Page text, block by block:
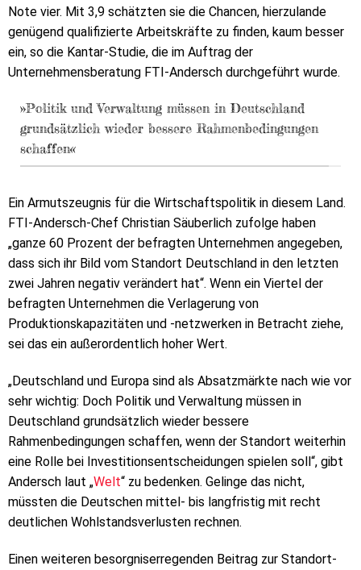
Note vier. Mit 3,9 schätzten sie die Chancen, hierzulande
genügend qualifizierte Arbeitskräfte zu finden, kaum besser
ein, so die Kantar-Studie, die im Auftrag der
Unternehmensberatung FTI-Andersch durchgeführt wurde.
»Politik und Verwaltung müssen in Deutschland
grundsätzlich wieder bessere Rahmenbedingungen
schaffen«
Ein Armutszeugnis für die Wirtschaftspolitik in diesem Land.
FTI-Andersch-Chef Christian Säuberlich zufolge haben
„ganze 60 Prozent der befragten Unternehmen angegeben,
dass sich ihr Bild vom Standort Deutschland in den letzten
zwei Jahren negativ verändert hat“. Wenn ein Viertel der
befragten Unternehmen die Verlagerung von
Produktionskapazitäten und -netzwerken in Betracht ziehe,
sei das ein außerordentlich hoher Wert.
„Deutschland und Europa sind als Absatzmärkte nach wie vor
sehr wichtig: Doch Politik und Verwaltung müssen in
Deutschland grundsätzlich wieder bessere
Rahmenbedingungen schaffen, wenn der Standort weiterhin
eine Rolle bei Investitionsentscheidungen spielen soll“, gibt
Andersch laut „Welt“ zu bedenken. Gelinge das nicht,
müssten die Deutschen mittel- bis langfristig mit recht
deutlichen Wohlstandsverlusten rechnen.
Einen weiteren besorgniserregenden Beitrag zur Standort-